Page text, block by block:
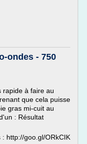
ondes - 750
rapide à faire au
que cela puisse
gras mi-cuit au
: Résultat
http://goo.gl/ORkCIK